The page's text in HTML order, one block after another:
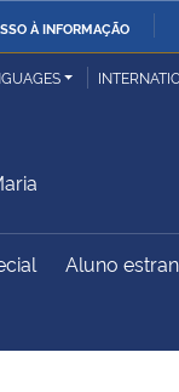
À INFORMAÇÃO
Relações
Geral da
Aluno